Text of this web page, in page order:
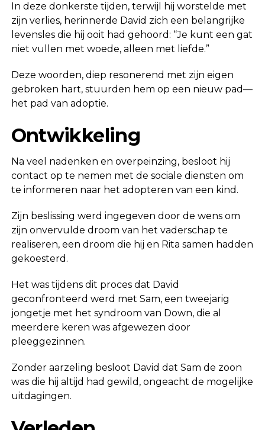
In deze donkerste tijden, terwijl hij worstelde met
zijn verlies, herinnerde David zich een belangrijke
levensles die hij ooit had gehoord: “Je kunt een gat
niet vullen met woede, alleen met liefde.”
Deze woorden, diep resonerend met zijn eigen
gebroken hart, stuurden hem op een nieuw pad—
het pad van adoptie.
Ontwikkeling
Na veel nadenken en overpeinzing, besloot hij
contact op te nemen met de sociale diensten om
te informeren naar het adopteren van een kind.
Zijn beslissing werd ingegeven door de wens om
zijn onvervulde droom van het vaderschap te
realiseren, een droom die hij en Rita samen hadden
gekoesterd.
Het was tijdens dit proces dat David
geconfronteerd werd met Sam, een tweejarig
jongetje met het syndroom van Down, die al
meerdere keren was afgewezen door
pleeggezinnen.
Zonder aarzeling besloot David dat Sam de zoon
was die hij altijd had gewild, ongeacht de mogelijke
uitdagingen.